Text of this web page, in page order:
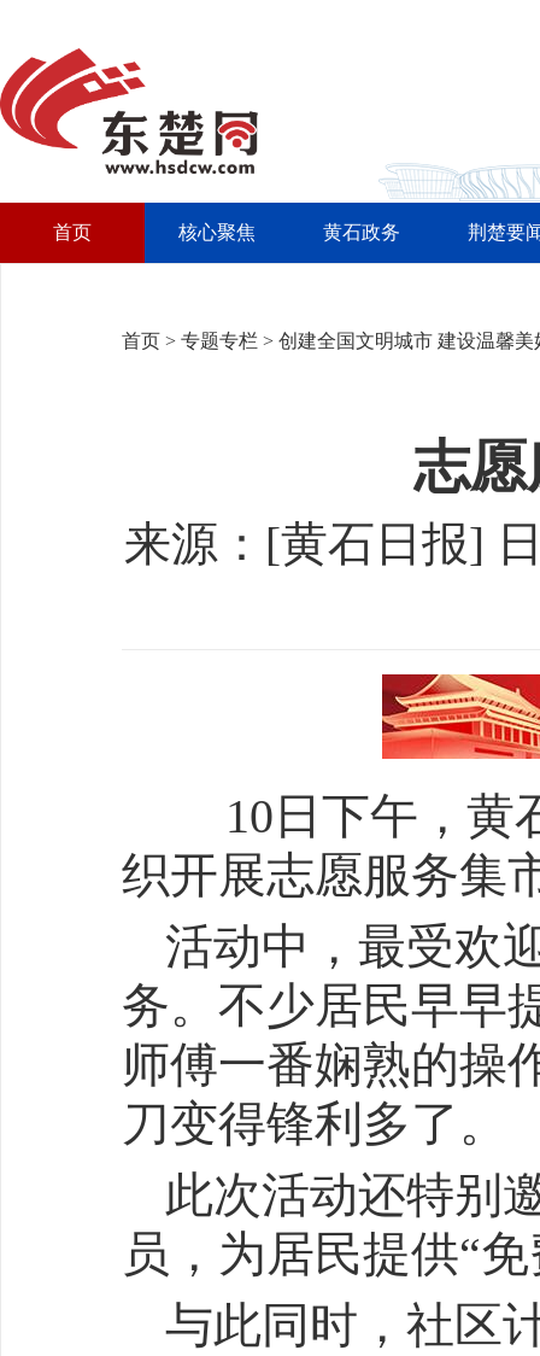
首页 核心聚焦 黄石政务 荆楚要
首页 > 专题专栏 > 创建全国文明城市 建设温馨美
志
来源：[黄石日报]
10日下午，黄
织开展志愿服务集
活动中，最受欢
务。不少居民早早
师傅一番娴熟的操
刀变得锋利多了。
此次活动还特别
员，为居民提供“
与此同时，社区